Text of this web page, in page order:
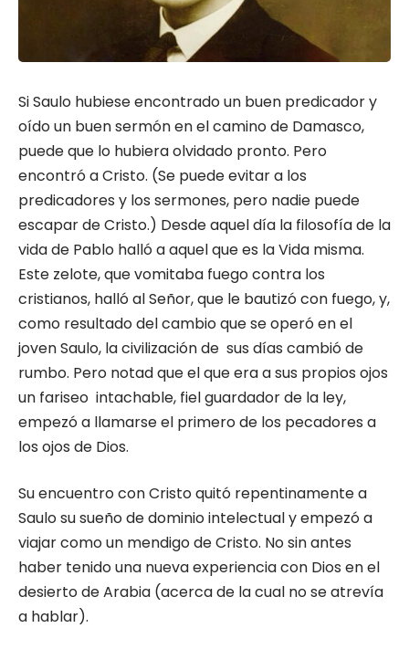
Si Saulo hubiese encontrado un buen predicador y
oído un buen sermón en el camino de Damasco,
puede que lo hubiera olvidado pronto. Pero
encontró a Cristo. (Se puede evitar a los
predicadores y los sermones, pero nadie puede
escapar de Cristo.) Desde aquel día la filosofía de la
vida de Pablo halló a aquel que es la Vida misma.
Este zelote, que vomitaba fuego contra los
cristianos, halló al Señor, que le bautizó con fuego, y,
como resultado del cambio que se operó en el
joven Saulo, la civilización de sus días cambió de
rumbo. Pero notad que el que era a sus propios ojos
un fariseo intachable, fiel guardador de la ley,
empezó a llamarse el primero de los pecadores a
los ojos de Dios.
Su encuentro con Cristo quitó repentinamente a
Saulo su sueño de dominio intelectual y empezó a
viajar como un mendigo de Cristo. No sin antes
haber tenido una nueva experiencia con Dios en el
desierto de Arabia (acerca de la cual no se atrevía
a hablar).